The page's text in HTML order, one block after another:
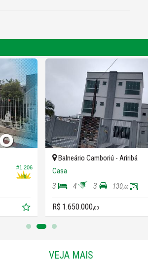
#1.206
Balneário Camboriú - Ariribá
Casa
3 4 3 130,00
R$ 1.650.000,00
VEJA MAIS